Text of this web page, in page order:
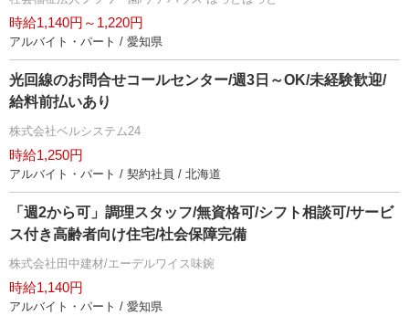
時給1,140円～1,220円
アルバイト・パート / 愛知県
光回線のお問合せコールセンター/週3日～OK/未経験歓迎/
給料前払いあり
株式会社ベルシステム24
時給1,250円
アルバイト・パート / 契約社員 / 北海道
「週2から可」調理スタッフ/無資格可/シフト相談可/サービ
ス付き高齢者向け住宅/社会保障完備
株式会社田中建材/エーデルワイス味鋺
時給1,140円
アルバイト・パート / 愛知県